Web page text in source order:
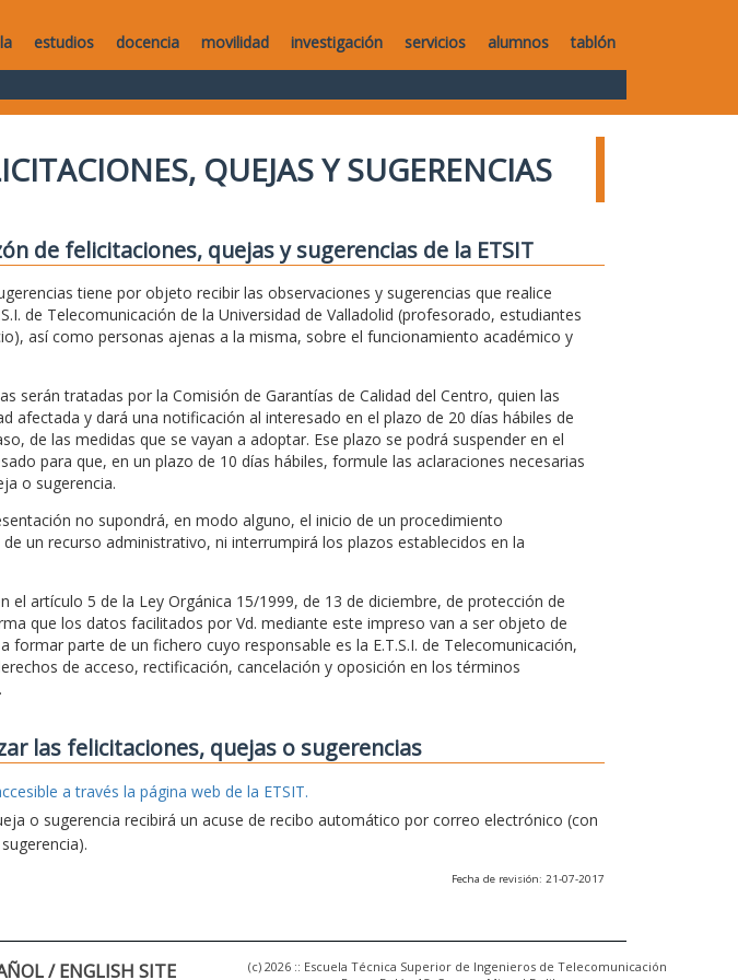
estudios docencia movilidad investigación servicios alumnos tablón
QUEJAS Y SUGERENCIAS
de felicitaciones, quejas y sugerencias de la ETSIT
tiene por objeto recibir las observaciones y sugerencias que realice
de Telecomunicación de la Universidad de Valladolid (profesorado, estudiantes
así como personas ajenas a la misma, sobre el funcionamiento académico y
serán tratadas por la Comisión de Garantías de Calidad del Centro, quien las
afectada y dará una notificación al interesado en el plazo de 20 días hábiles de
de las medidas que se vayan a adoptar. Ese plazo se podrá suspender en el
para que, en un plazo de 10 días hábiles, formule las aclaraciones necesarias
o sugerencia.
no supondrá, en modo alguno, el inicio de un procedimiento
un recurso administrativo, ni interrumpirá los plazos establecidos en la
el artículo 5 de la Ley Orgánica 15/1999, de 13 de diciembre, de protección de
que los datos facilitados por Vd. mediante este impreso van a ser objeto de
parte de un fichero cuyo responsable es la E.T.S.I. de Telecomunicación,
de acceso, rectificación, cancelación y oposición en los términos
las felicitaciones, quejas o sugerencias
a través la página web de la ETSIT.
o sugerencia recibirá un acuse de recibo automático por correo electrónico (con
Fecha de revisión: 21-07-2017
/ ENGLISH SITE
(c) 2026 :: Escuela Técnica Superior de Ingenieros de Telecomunicación